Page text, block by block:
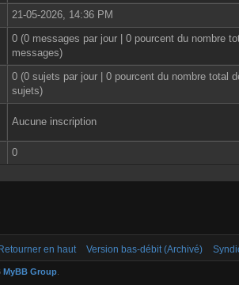
21-05-2026, 14:36 PM
0 (0 messages par jour | 0 pourcent du nombre
messages)
0 (0 sujets par jour | 0 pourcent du nombre total
sujets)
Aucune inscription
0
Retourner en haut Version bas-débit (Archivé)
MyBB Group